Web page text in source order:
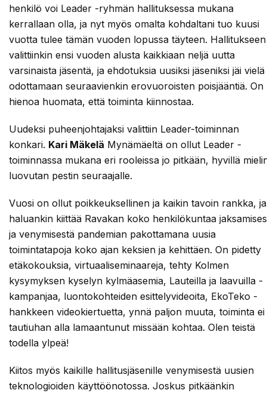
henkilö voi Leader -ryhmän hallituksessa mukana
kerrallaan olla, ja nyt myös omalta kohdaltani tuo kuusi
vuotta tulee tämän vuoden lopussa täyteen. Hallitukseen
valittiinkin ensi vuoden alusta kaikkiaan neljä uutta
varsinaista jäsentä, ja ehdotuksia uusiksi jäseniksi jäi vielä
odottamaan seuraavienkin erovuoroisten poisjääntiä. On
hienoa huomata, että toiminta kiinnostaa.
Uudeksi puheenjohtajaksi valittiin Leader-toiminnan
konkari. Kari Mäkelä Mynämäeltä on ollut Leader -
toiminnassa mukana eri rooleissa jo pitkään, hyvillä
luovutan pestin seuraajalle.
Vuosi on ollut poikkeuksellinen ja kaikin tavoin rankka, ja
haluankin kiittää Ravakan koko henkilökuntaa
ja venymisestä pandemian pakottamana uusia
toimintatapoja koko ajan keksien ja kehittäen. On pidetty
etäkokouksia, virtuaaliseminaareja, tehty Kolmen
kysymyksen kyselyn kylmäasemia, Lauteilla ja laavuilla -
kampanjaa, luontokohteiden esittelyvideoita, EkoTeko -
hankkeen videokiertuetta, ynnä paljon muuta, toiminta ei
tautiuhan alla lamaantunut missään kohtaa. Olen teistä
todella ylpeä!
Kiitos myös kaikille hallitusjäsenille venymisestä uusien
teknologioiden käyttöönotossa. Joskus pitkäänkin